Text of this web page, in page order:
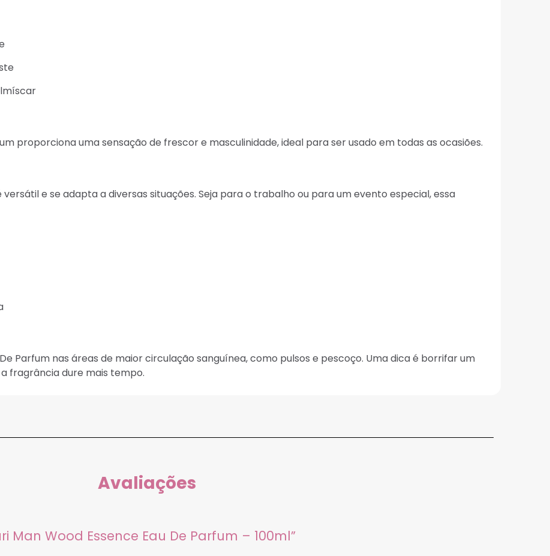
proporciona uma sensação de frescor e masculinidade, ideal para ser usado em todas as ocasiões.
e se adapta a diversas situações. Seja para o trabalho ou para um evento especial, essa
Parfum nas áreas de maior circulação sanguínea, como pulsos e pescoço. Uma dica é borrifar um
fragrância dure mais tempo.
Avaliações
Man Wood Essence Eau De Parfum – 100ml”